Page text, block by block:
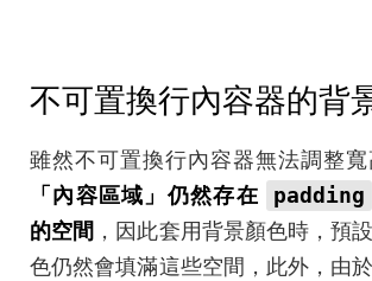
不可置換行內容器的背
雖然不可置換行內容器無法調整寬
「內容區域」仍然存在
padding
的空間 ，因此套用背景顏色時，預
色仍然會填滿這些空間，此外，由於